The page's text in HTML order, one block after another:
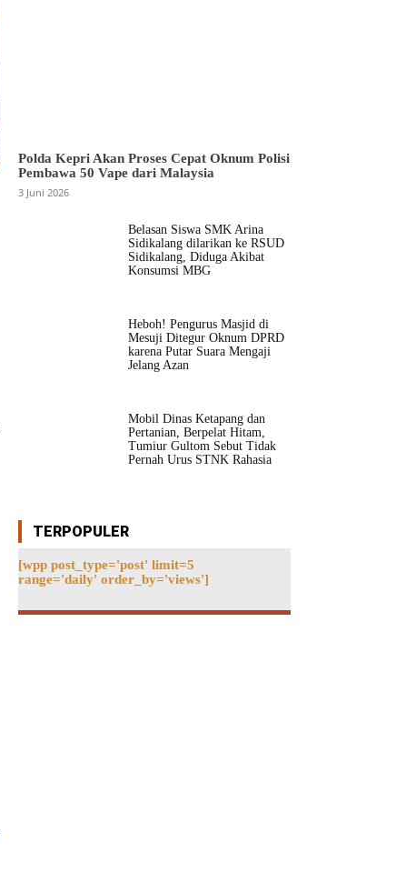
Polda Kepri Akan Proses Cepat Oknum Polisi
Pembawa 50 Vape dari Malaysia
3 Juni 2026
Belasan Siswa SMK Arina
Sidikalang dilarikan ke RSUD
Sidikalang, Diduga Akibat
Konsumsi MBG
Heboh! Pengurus Masjid di
Mesuji Ditegur Oknum DPRD
karena Putar Suara Mengaji
Jelang Azan
Mobil Dinas Ketapang dan
Pertanian, Berpelat Hitam,
Tumiur Gultom Sebut Tidak
Pernah Urus STNK Rahasia
TERPOPULER
[wpp post_type='post' limit=5
range='daily' order_by='views']